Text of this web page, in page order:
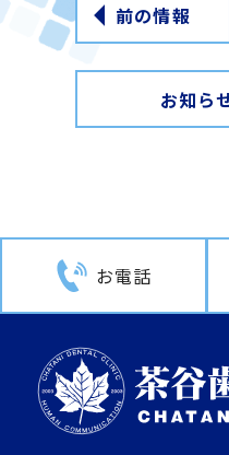
前の情報
お知ら
お電話